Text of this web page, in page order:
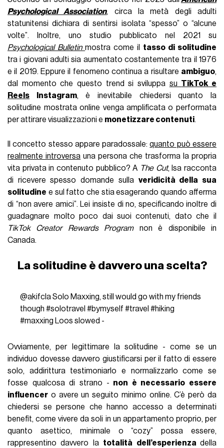
Psychological Association, circa la metà degli adulti
statunitensi dichiara di sentirsi isolata “spesso” o “alcune
volte”. Inoltre, uno studio pubblicato nel 2021 su
Psychological Bulletinmostra come il tasso di solitudine
tra i giovani adulti sia aumentato costantemente tra il 1976
e il 2019. Eppure il fenomeno continua a risultare ambiguo,
dal momento che questo trend si sviluppa su TikTok e
Reels Instagram, è inevitabile chiedersi quanto la
solitudine mostrata online venga amplificata o performata
per attirare visualizzazioni e monetizzare contenuti.
Il concetto stesso appare paradossale:quanto può essere
realmente introversa una persona che trasforma la propria
vita privata in contenuto pubblico? A The Cut, Isa racconta
di ricevere spesso domande sulla veridicità della sua
solitudine e sul fatto che stia esagerando quando afferma
di “non avere amici”. Lei insiste di no, specificando inoltre di
guadagnare molto poco dai suoi contenuti, dato che il
TikTok Creator Rewards Programnon è disponibile in
Canada.
La solitudine è davvero una scelta?
@akifclaSolo Maxxing, still would go with my friends
though #solotravel #bymyself #travel #hiking
#maxxing Loos slowed -
Ovviamente, per legittimare la solitudine - come se un
individuo dovesse davvero giustificarsi per il fatto di essere
solo, addirittura testimoniarlo e normalizzarlo come se
fosse qualcosa di strano - non è necessario essere
influencer o avere un seguito minimo online. C’è però da
chiedersi se persone che hanno accesso a determinati
benefit, come vivere da soli in un appartamento proprio, per
quanto asettico, minimale o “cozy” possa essere,
rappresentino davvero la totalità dell’esperienza della